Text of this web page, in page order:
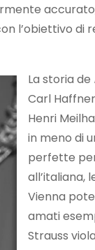
l’obiettivo
La storia de
Carl
Henri
in meno di
perfette
all’italiana,
Vienna
amati
Strauss